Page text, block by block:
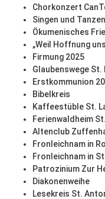
Chorkonzert
Singen und
Ökumenisches
„Weil Hoffnung
Firmung 2025
Glaubenswege St.
Erstkommunion
Bibelkreis
Kaffeestüble St.
Ferienwaldheim
Altenclub
Fronleichnam in
Fronleichnam in
Patrozinium Zur
Diakonenweihe
Lesekreis St.